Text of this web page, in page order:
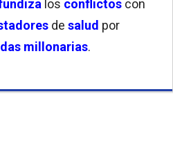
los conflictos con
de salud por
millonarias.